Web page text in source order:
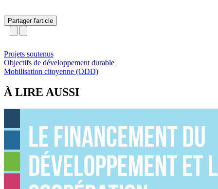
Partager l'article
Projets soutenus
Objectifs de développement durable
Mobilisation citoyenne (ODD)
À LIRE AUSSI